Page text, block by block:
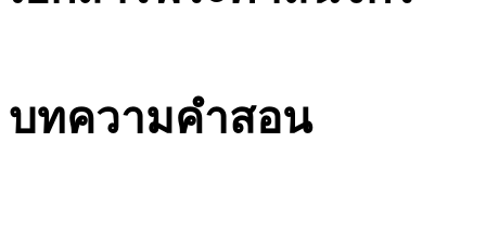
บทความคำสอน